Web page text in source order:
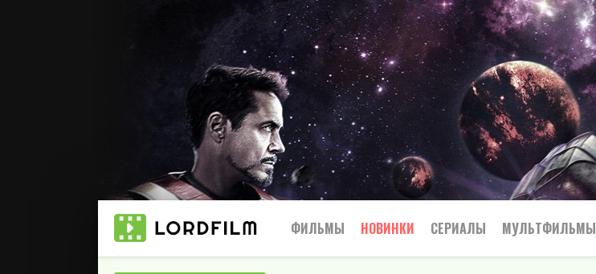
ФИЛЬМЫ НОВИНКИ СЕРИАЛЫ МУЛЬТФИЛЬМЫ